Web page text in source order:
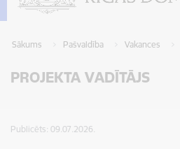
Sākums Pašvaldība Vakances
PROJEKTA VADĪTĀJS
Publicēts: 09.07.2026.